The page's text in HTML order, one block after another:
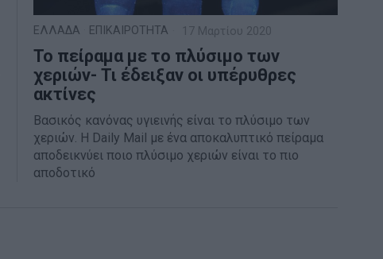
ΕΛΛΑΔΑ ΕΠΙΚΑΙΡΟΤΗΤΑ 17 Μαρτίου 2020
Το πείραμα με το πλύσιμο των
χεριών- Τι έδειξαν οι υπέρυθρες
ακτίνες
Βασικός κανόνας υγιεινής είναι το πλύσιμο των
χεριών. Η Daily Mail με ένα αποκαλυπτικό πείραμα
αποδεικνύει ποιο πλύσιμο χεριών είναι το πιο
αποδοτικό